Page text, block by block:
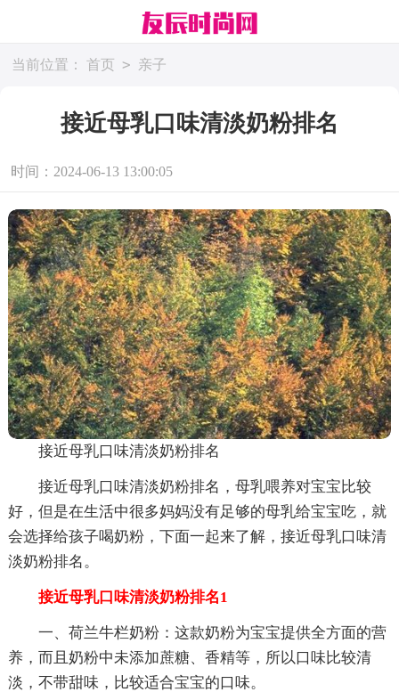
当前位置： 首页 > 亲子
接近母乳口味清淡奶粉排名
时间：2024-06-13 13:00:05
接近母乳口味清淡奶粉排名
接近母乳口味清淡奶粉排名，母乳喂养对宝宝比较
好，但是在生活中很多妈妈没有足够的母乳给宝宝吃，就
会选择给孩子喝奶粉，下面一起来了解，接近母乳口味清
淡奶粉排名。
接近母乳口味清淡奶粉排名1
一、荷兰牛栏奶粉：这款奶粉为宝宝提供全方面的营
养，而且奶粉中未添加蔗糖、香精等，所以口味比较清
淡，不带甜味，比较适合宝宝的口味。